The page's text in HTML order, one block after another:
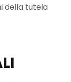
della tutela